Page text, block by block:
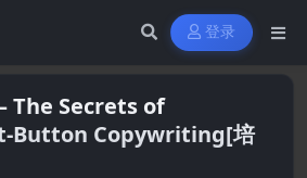
登录
The Secrets of
Button Copywriting[培